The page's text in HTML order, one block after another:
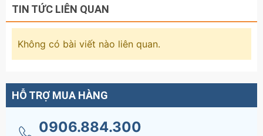
TIN TỨC LIÊN QUAN
Không có bài viết nào liên quan.
HỖ TRỢ MUA HÀNG
0906.884.300